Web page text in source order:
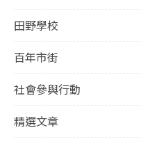
田野學校
百年市街
社會參與行動
精選文章